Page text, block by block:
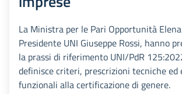
La Ministra per le Pari Opportunità
Presidente UNI Giuseppe Rossi, hanno
la prassi di riferimento UNI/PdR
definisce criteri, prescrizioni tecniche ed
funzionali alla certificazione di genere.